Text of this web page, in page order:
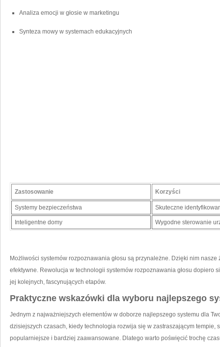
Analiza emocji w głosie w marketingu
Synteza mowy w ​systemach edukacyjnych
Zastosowanie Korzyści
Systemy bezpieczeństwa Skuteczne
Inteligentne domy Wygodne sterowanie
Możliwości systemów rozpoznawania głosu są przynależne. Dzięki nim
efektywne.⁣ Rewolucja w technologii systemów rozpoznawania ⁤głosu dopiero
jej kolejnych, fascynujących⁣ etapów.
Praktyczne wskazówki ⁤dla wyboru‌ najlepszego
Jednym z najważniejszych elementów w doborze najlepszego systemu dla
dzisiejszych czasach, kiedy technologia rozwija się ‍w zastraszającym tempie,
popularniejsze i bardziej zaawansowane. Dlatego warto⁣ poświęcić trochę